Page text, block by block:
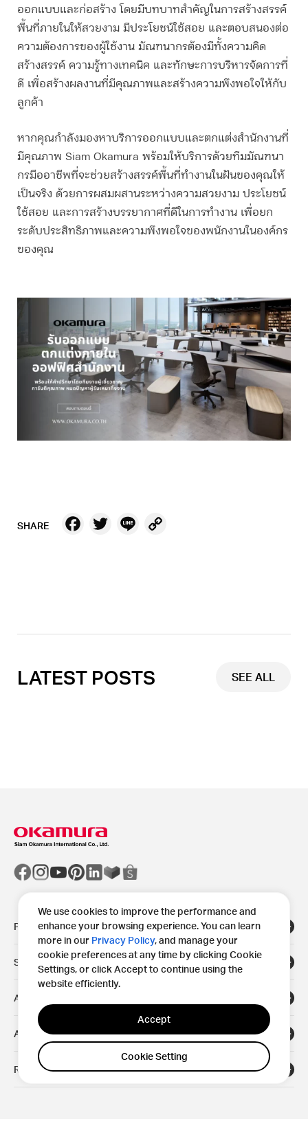
We use cookies to improve the performance and
enhance your browsing experience. You can learn
more in our Privacy Policy, and manage your
cookie preferences at any time by clicking Cookie
Settings, or click Accept to continue using the
website efficiently.
Cookie Setting
Accept
ออกแบบและก่อสร้าง โดยมีบทบาทสำคัญในการสร้างสรรค์
พื้นที่ภายในให้สวยงาม มีประโยชน์ใช้สอย และตอบสนองต่อ
ความต้องการของผู้ใช้งาน มัณฑนากรต้องมีทั้งความคิด
สร้างสรรค์ ความรู้ทางเทคนิค และทักษะการบริหารจัดการที่
ดี เพื่อสร้างผลงานที่มีคุณภาพและสร้างความพึงพอใจให้กับ
ลูกค้า
หากคุณกำลังมองหาบริการออกแบบและตกแต่งสำนักงานที่
มีคุณภาพ Siam Okamura พร้อมให้บริการด้วยทีมมัณฑนา
กรมืออาชีพที่จะช่วยสร้างสรรค์พื้นที่ทำงานในฝันของคุณให้
เป็นจริง ด้วยการผสมผสานระหว่างความสวยงาม ประโยชน์
ใช้สอย และการสร้างบรรยากาศที่ดีในการทำงาน เพื่อยก
ระดับประสิทธิภาพและความพึงพอใจของพนักงานในองค์กร
ของคุณ
SHARE Facebook
Twitter
Line
LATEST POSTS SEE ALL
Products
Solutions
Areas
About
Resources